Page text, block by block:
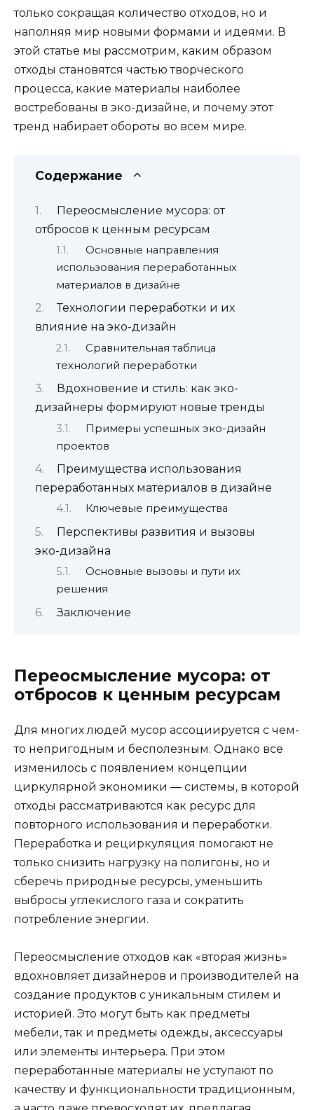
только сокращая количество отходов, но и
наполняя мир новыми формами и идеями. В
этой статье мы рассмотрим, каким образом
отходы становятся частью творческого
процесса, какие материалы наиболее
востребованы в эко-дизайне, и почему этот
тренд набирает обороты во всем мире.
Содержание
Переосмысление мусора: от
отбросов к ценным ресурсам
Основные направления
использования переработанных
материалов в дизайне
Технологии переработки и их
влияние на эко-дизайн
Сравнительная таблица
технологий переработки
Вдохновение и стиль: как эко-
дизайнеры формируют новые тренды
Примеры успешных эко-дизайн
проектов
Преимущества использования
переработанных материалов в дизайне
Ключевые преимущества
Перспективы развития и вызовы
эко-дизайна
Основные вызовы и пути их
решения
Заключение
Переосмысление мусора: от
отбросов к ценным ресурсам
Для многих людей мусор ассоциируется с чем-
то непригодным и бесполезным. Однако все
изменилось с появлением концепции
циркулярной экономики — системы, в которой
отходы рассматриваются как ресурс для
повторного использования и переработки.
Переработка и рециркуляция помогают не
только снизить нагрузку на полигоны, но и
сберечь природные ресурсы, уменьшить
выбросы углекислого газа и сократить
потребление энергии.
Переосмысление отходов как «вторая жизнь»
вдохновляет дизайнеров и производителей на
создание продуктов с уникальным стилем и
историей. Это могут быть как предметы
мебели, так и предметы одежды, аксессуары
или элементы интерьера. При этом
переработанные материалы не уступают по
качеству и функциональности традиционным,